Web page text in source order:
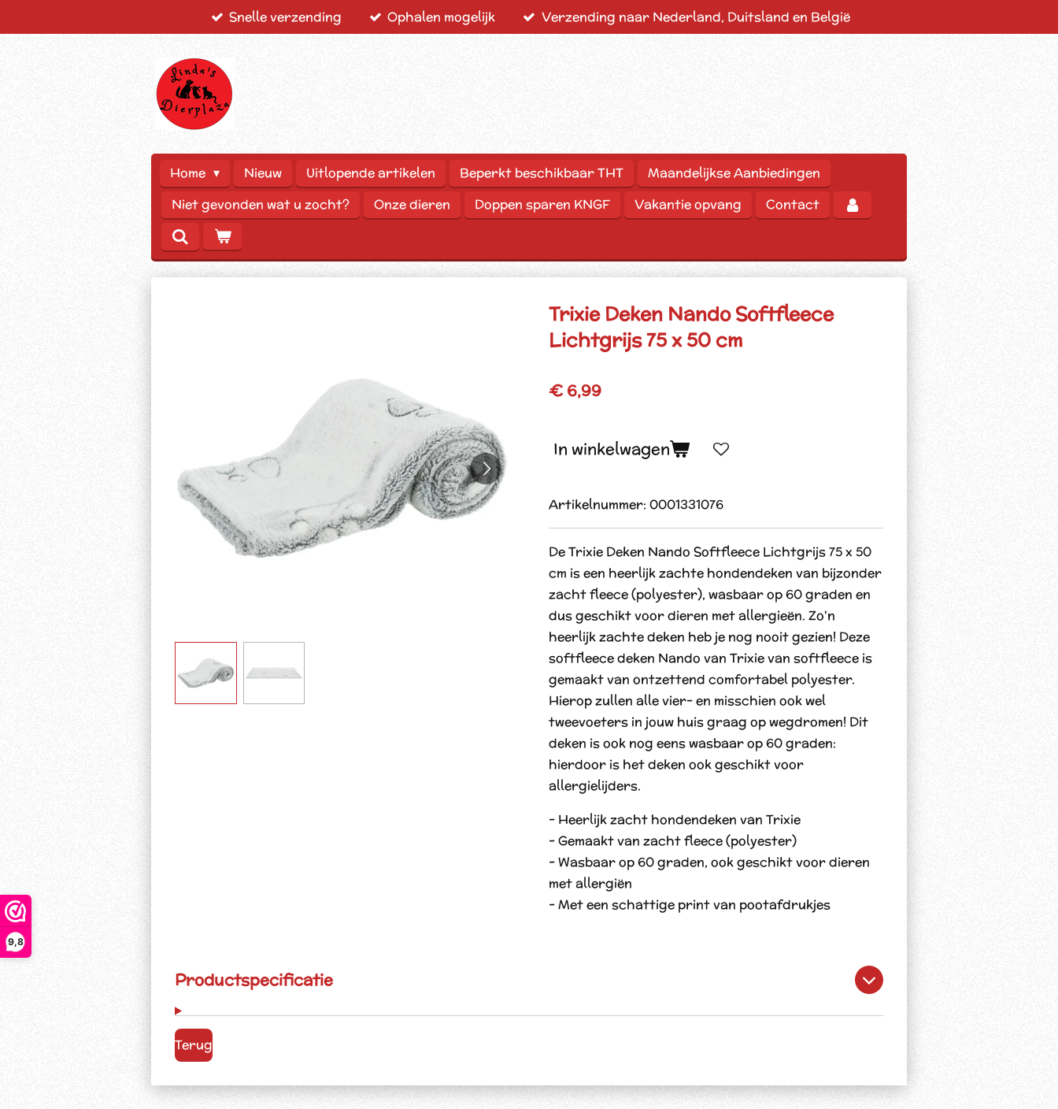
9,8
Snelle verzending Ophalen mogelijk Verzending naar Nederland, Duitsland en België
Home Nieuw Uitlopende artikelen Beperkt beschikbaar THT
Maandelijkse Aanbiedingen
Niet gevonden wat u zocht?
Onze dieren Doppen sparen KNGF Vakantie opvang Contact
Trixie Deken Nando Softfleece
Lichtgrijs 75 x 50 cm
€ 6,99
In winkelwagen
Artikelnummer: 0001331076
De Trixie Deken Nando Softfleece Lichtgrijs 75 x 50
cm is een heerlijk zachte hondendeken van bijzonder
zacht fleece (polyester), wasbaar op 60 graden en
dus geschikt voor dieren met allergieën. Zo'n
heerlijk zachte deken heb je nog nooit gezien! Deze
softfleece deken Nando van Trixie van softfleece is
gemaakt van ontzettend comfortabel polyester.
Hierop zullen alle vier- en misschien ook wel
tweevoeters in jouw huis graag op wegdromen! Dit
deken is ook nog eens wasbaar op 60 graden:
hierdoor is het deken ook geschikt voor
allergielijders.
- Heerlijk zacht hondendeken van Trixie
- Gemaakt van zacht fleece (polyester)
- Wasbaar op 60 graden, ook geschikt voor dieren
met allergiën
- Met een schattige print van pootafdrukjes
Productspecificatie
Terug